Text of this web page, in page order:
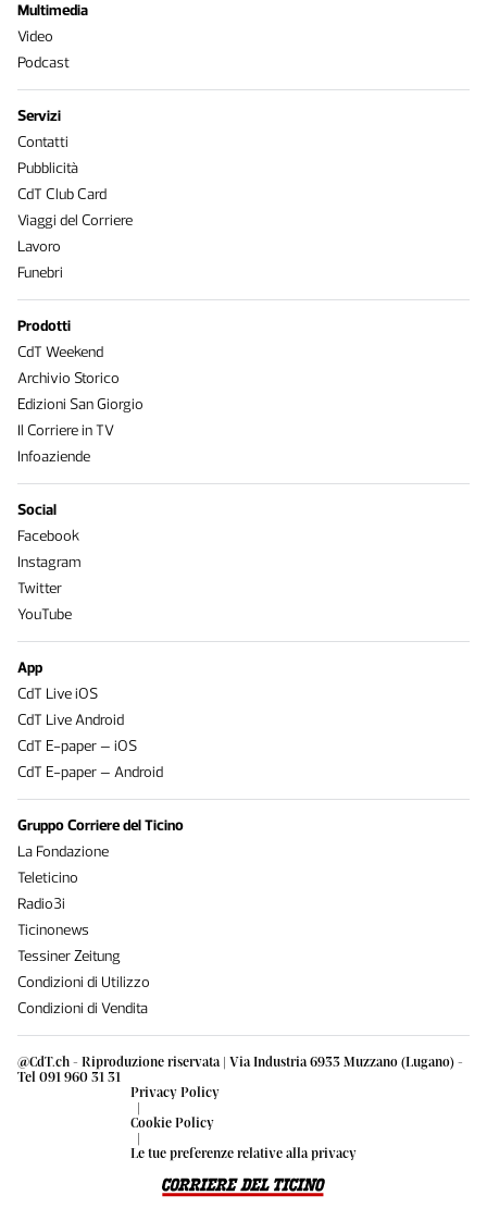
@CdT.ch - Riproduzione riservata | Via Industria 6933 Muzzano (Lugano) -
Tel 091 960 31 31
Privacy Policy
|
Cookie Policy
|
Le tue preferenze relative alla privacy
Multimedia
Video
Podcast
Servizi
Contatti
Pubblicità
CdT Club Card
Viaggi del Corriere
Lavoro
Funebri
Prodotti
CdT Weekend
Archivio Storico
Edizioni San Giorgio
Il Corriere in TV
Infoaziende
Social
Facebook
Instagram
Twitter
YouTube
App
CdT Live iOS
CdT Live Android
CdT E-paper – iOS
CdT E-paper – Android
Gruppo Corriere del Ticino
La Fondazione
Teleticino
Radio3i
Ticinonews
Tessiner Zeitung
Condizioni di Utilizzo
Condizioni di Vendita